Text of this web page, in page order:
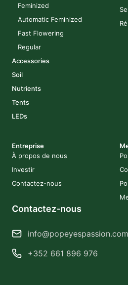
Feminized
Automatic Feminized
Fast Flowering
Regular
Accessories
Soil
Nutrients
Tents
LEDs
Entreprise
À propos de nous
Investir
Contactez-nous
Contactez-nous
info@popeyespassion.com
+352 661 896 976